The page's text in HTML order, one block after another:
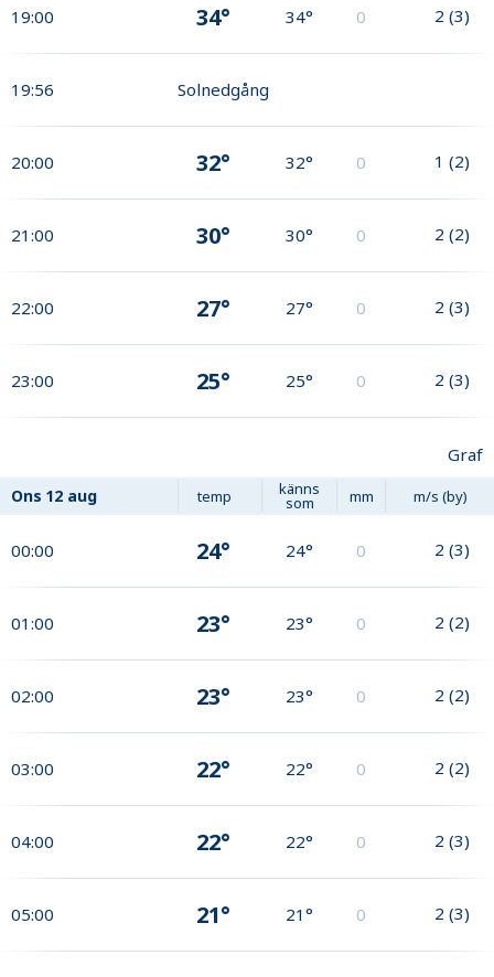
19:00 34° 34° 0 2 (3)
19:56 Solnedgång
20:00 32° 32° 0 1 (2)
21:00 30° 30° 0 2 (2)
22:00 27° 27° 0 2 (3)
23:00 25° 25° 0 2 (3)
Graf
Ons 12 aug temp känns
som mm m/s (by)
00:00 24° 24° 0 2 (3)
01:00 23° 23° 0 2 (2)
02:00 23° 23° 0 2 (2)
03:00 22° 22° 0 2 (2)
04:00 22° 22° 0 2 (3)
05:00 21° 21° 0 2 (3)